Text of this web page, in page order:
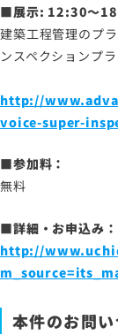
■展示: 12:30～
建築工程管理のプ
ンスペクションプ
http://
voice-super-
■参加料：
無料
■詳細・お申込み：
http://
本件のお問